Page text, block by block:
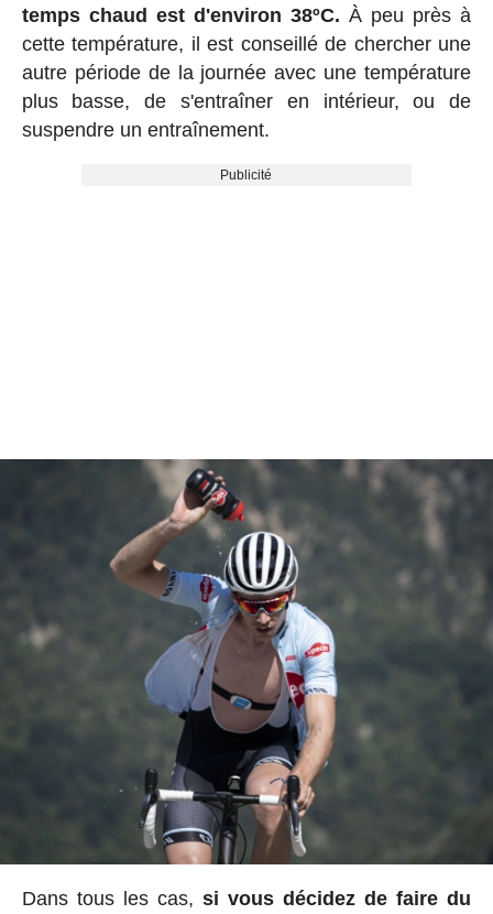
temps chaud est d'environ 38ºC. À peu près à
cette température, il est conseillé de chercher une
autre période de la journée avec une température
plus basse, de s'entraîner en intérieur, ou de
suspendre un entraînement.
Publicité
Dans tous les cas, si vous décidez de faire du